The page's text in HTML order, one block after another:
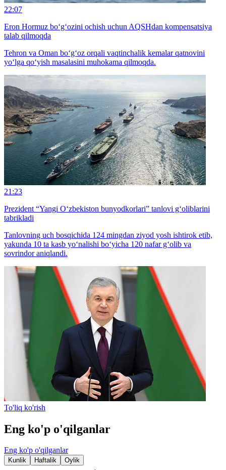
22:07
Eron Hormuz bo‘g‘ozini ochish uchun AQSHdan kompensatsiya
talab qilmoqda
Tehron va Oman bo‘g‘oz orqali vaqtinchalik kemalar qatnovini
yo‘lga qo‘yish masalasini muhokama qilmoqda.
21:23
Prezident “Yangi O‘zbekiston bunyodkorlari” tanlovi g‘oliblarini
tabrikladi
Tanlovning uch bosqichida 124 mingdan ziyod yosh ishtirok etib,
yakunda 10 ta kasb yo‘nalishi bo‘yicha 120 nafar g‘olib va
sovrindor aniqlandi.
To'liq ko'rish
Eng ko'p o'qilganlar
Eng ko'p o'qilganlar
Kunlik Haftalik Oylik